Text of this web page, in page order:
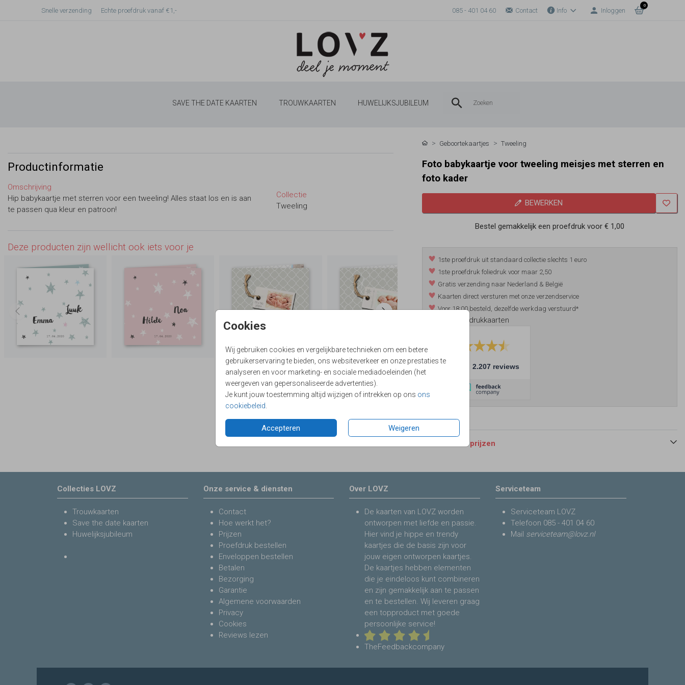
Snelle verzending Echte proefdruk vanaf €1,- 085 - 401 04 60 Contact Info Inloggen
0
SAVE THE DATE KAARTEN TROUWKAARTEN HUWELIJKSJUBILEUM
Cookies
Wij gebruiken cookies en vergelijkbare technieken om een betere
gebruikerservaring te bieden, ons websiteverkeer en onze prestaties te
analyseren en voor marketing- en sociale mediadoeleinden (het
weergeven van gepersonaliseerde advertenties).
Je kunt jouw toestemming altijd wijzigen of intrekken op ons ons
cookiebeleid
Accepteren Weigeren
Productinformatie
Omschrijving
Hip babykaartje met sterren voor een tweeling! Alles staat los en is aan
te passen qua kleur en patroon!
Collectie
Tweeling
Deze producten zijn wellicht ook iets voor je
Geboortekaartjes Tweeling
Foto babykaartje voor tweeling meisjes met sterren en
foto kader
BEWERKEN
Bestel gemakkelijk een proefdruk voor€ 1,00
1ste proefdruk uit standaard collectie slechts 1 euro
1ste proefdruk foliedruk voor maar 2,50
Gratis verzending naar Nederland & België
Kaarten direct versturen met onze verzendservice
Voor 18:00 besteld, dezelfde werkdag verstuurd*
*m.u.v. foliedrukkaarten
9.4 2.207 reviews
Formaten en prijzen
Collecties LOVZ
Trouwkaarten
Save the date kaarten
Huwelijksjubileum
Onze service & diensten
Contact
Hoe werkt het?
Prijzen
Proefdruk bestellen
Enveloppen bestellen
Betalen
Bezorging
Garantie
Algemene voorwaarden
Privacy
Cookies
Reviews lezen
Over LOVZ
De kaarten van LOVZ worden
ontworpen met liefde en passie.
Hier vind je hippe en trendy
kaartjes die de basis zijn voor
jouw eigen ontworpen kaartjes.
De kaartjes hebben elementen
die je eindeloos kunt combineren
en zijn gemakkelijk aan te passen
en te bestellen. Wij leveren graag
een topproduct met goede
persoonlijke service!
TheFeedbackcompany
Serviceteam
Serviceteam LOVZ
Telefoon 085 - 401 04 60
Mail serviceteam@lovz.nl